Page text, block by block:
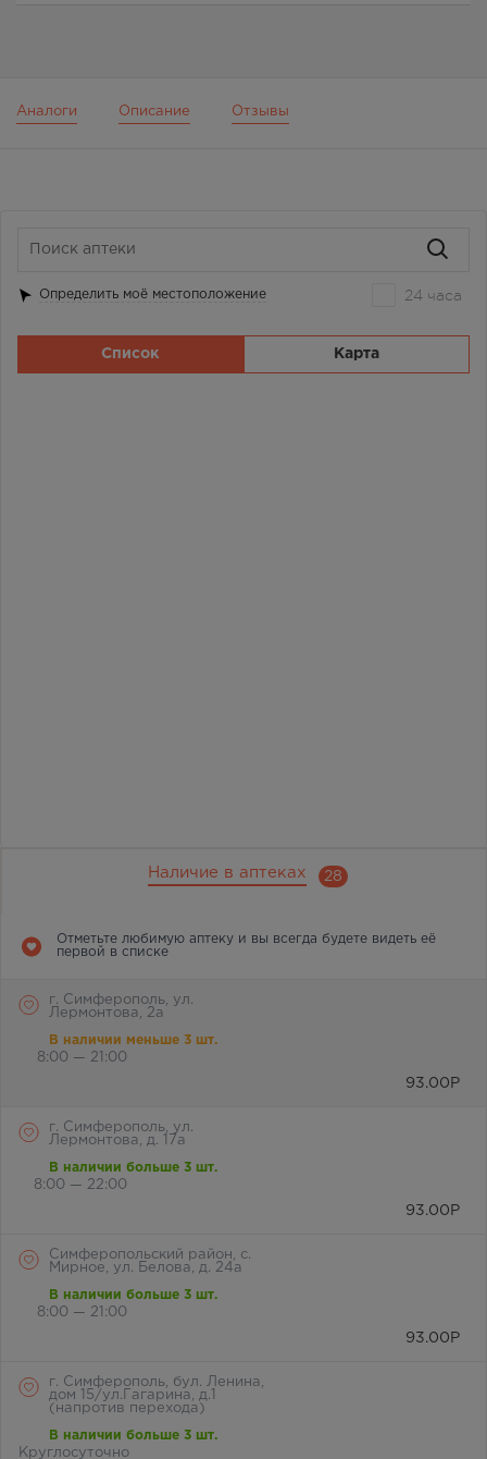
Аналоги Описание Отзывы
Наличие в аптеках 28
Отметьте любимую аптеку и вы всегда будете видеть её
первой в списке
г. Симферополь, ул.
Лермонтова, 2а
В наличии меньше 3 шт.
8:00 — 21:00
93.00 Р
г. Симферополь, ул.
Лермонтова, д. 17а
В наличии больше 3 шт.
8:00 — 22:00
93.00 Р
Симферопольский район, с.
Мирное, ул. Белова, д. 24а
В наличии больше 3 шт.
8:00 — 21:00
93.00 Р
г. Симферополь, бул. Ленина,
дом 15/ул.Гагарина, д.1
(напротив перехода)
В наличии больше 3 шт.
Круглосуточно
Определить моё местоположение 24 часа
Список Карта